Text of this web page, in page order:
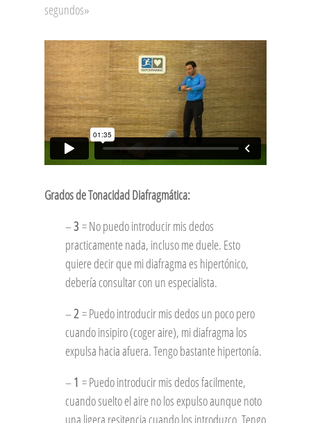
segundos»
Grados de Tonacidad Diafragmática:
–3 = No puedo introducir mis dedos
practicamente nada, incluso me duele. Esto
quiere decir que mi diafragma es hipertónico,
debería consultar con un especialista.
–2= Puedo introducir mis dedos un poco pero
cuando insipiro (coger aire), mi diafragma los
expulsa hacia afuera. Tengo bastante hipertonía.
–1 = Puedo introducir mis dedos facilmente,
cuando suelto el aire no los expulso aunque noto
una ligera resitencia cuando los introduzco. Tengo